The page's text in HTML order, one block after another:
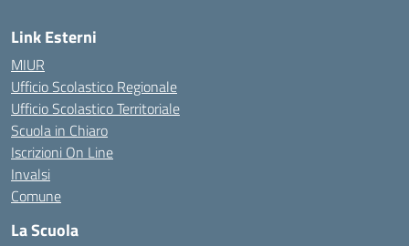
Link Esterni
MIUR
Ufficio Scolastico Regionale
Ufficio Scolastico Territoriale
Scuola in Chiaro
Iscrizioni On Line
Invalsi
Comune
La Scuola